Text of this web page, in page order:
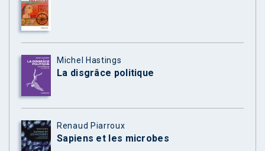
Michel Hastings
La disgrâce politique
Renaud Piarroux
Sapiens et les microbes